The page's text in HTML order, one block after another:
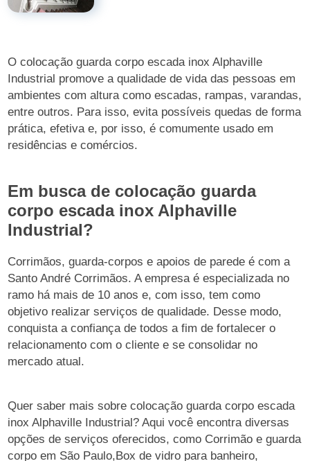
O colocação guarda corpo escada inox Alphaville
Industrial promove a qualidade de vida das pessoas em
ambientes com altura como escadas, rampas, varandas,
entre outros. Para isso, evita possíveis quedas de forma
prática, efetiva e, por isso, é comumente usado em
residências e comércios.
Em busca de colocação guarda
corpo escada inox Alphaville
Industrial?
Corrimãos, guarda-corpos e apoios de parede é com a
Santo André Corrimãos. A empresa é especializada no
ramo há mais de 10 anos e, com isso, tem como
objetivo realizar serviços de qualidade. Desse modo,
conquista a confiança de todos a fim de fortalecer o
relacionamento com o cliente e se consolidar no
mercado atual.
Quer saber mais sobre colocação guarda corpo escada
inox Alphaville Industrial? Aqui você encontra diversas
opções de serviços oferecidos, como Corrimão e guarda
corpo em São Paulo,Box de vidro para banheiro,